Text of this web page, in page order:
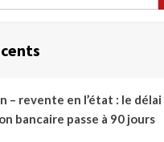
– revente en l’état : le délai
bancaire passe à 90 jours